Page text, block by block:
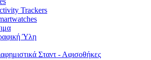
Trackers
Ύλη
Σταντ - Αφισοθήκες